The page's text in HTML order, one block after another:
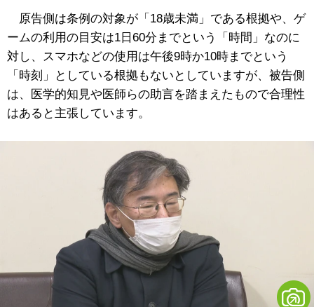
原告側は条例の対象が「18歳未満」である根拠や、ゲ
ームの利用の目安は1日60分までという「時間」なのに
対し、スマホなどの使用は午後9時か10時までという
「時刻」としている根拠もないとしていますが、被告側
は、医学的知見や医師らの助言を踏まえたもので合理性
はあると主張しています。